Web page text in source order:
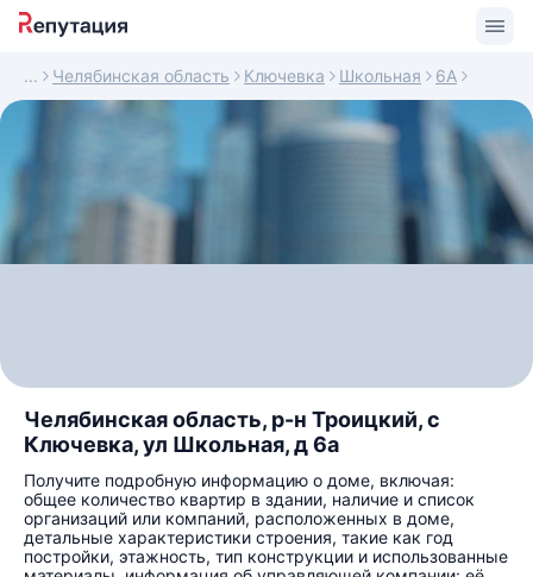
Челябинская область Ключевка Школьная 6А
Челябинская область, р-н Троицкий, с
Ключевка, ул Школьная, д 6а
Получите подробную информацию о доме, включая:
общее количество квартир в здании, наличие и список
организаций или компаний, расположенных в доме,
детальные характеристики строения, такие как год
постройки, этажность, тип конструкции и использованные